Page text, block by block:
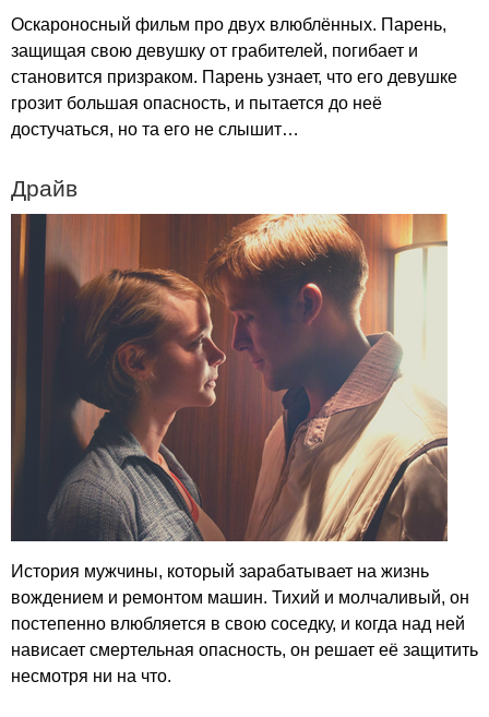
Оскароносный фильм про двух влюблённых. Парень,
защищая свою девушку от грабителей, погибает и
становится призраком. Парень узнает, что его девушке
грозит большая опасность, и пытается до неё
достучаться, но та его не слышит…
Драйв
История мужчины, который зарабатывает на жизнь
вождением и ремонтом машин. Тихий и молчаливый, он
постепенно влюбляется в свою соседку, и когда над ней
нависает смертельная опасность, он решает её защитить
несмотря ни на что.